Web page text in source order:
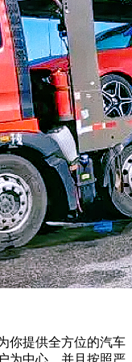
你提供全方位的汽车
为中心，并且按照严